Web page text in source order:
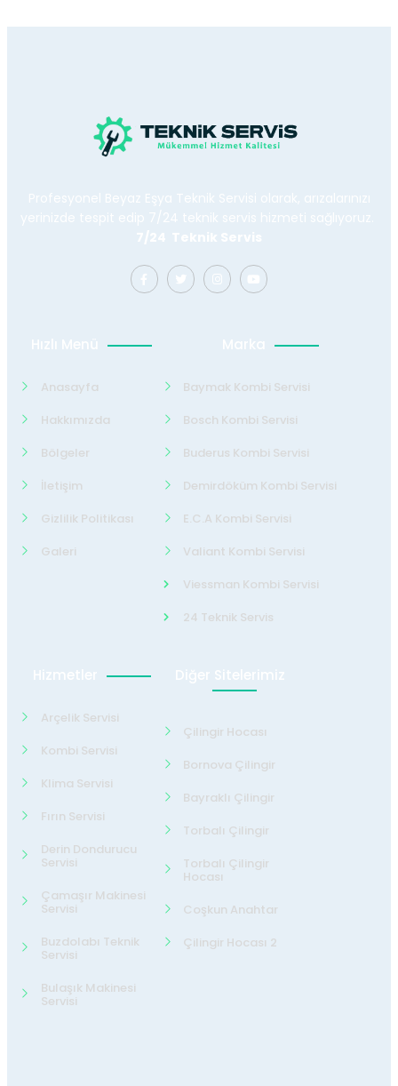
Profesyonel Beyaz Eşya Teknik Servisi olarak, arızalarınızı
yerinizde tespit edip 7/24 teknik servis hizmeti sağlıyoruz.
7/24 Teknik Servis
Hızlı Menü
Anasayfa
Hakkımızda
Bölgeler
İletişim
Gizlilik Politikası
Galeri
Marka
Baymak Kombi Servisi
Bosch Kombi Servisi
Buderus Kombi Servisi
Demirdöküm Kombi Servisi
E.C.A Kombi Servisi
Valiant Kombi Servisi
Viessman Kombi Servisi
24 Teknik Servis
Hizmetler
Arçelik Servisi
Kombi Servisi
Klima Servisi
Fırın Servisi
Derin Dondurucu
Servisi
Çamaşır Makinesi
Servisi
Buzdolabı Teknik
Servisi
Bulaşık Makinesi
Servisi
Diğer Sitelerimiz
Çilingir Hocası
Bornova Çilingir
Bayraklı Çilingir
Torbalı Çilingir
Torbalı Çilingir
Hocası
Coşkun Anahtar
Çilingir Hocası 2